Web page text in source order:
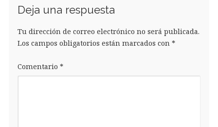
Deja una respuesta
Tu dirección de correo electrónico no será publicada.
Los campos obligatorios están marcados con *
Comentario *